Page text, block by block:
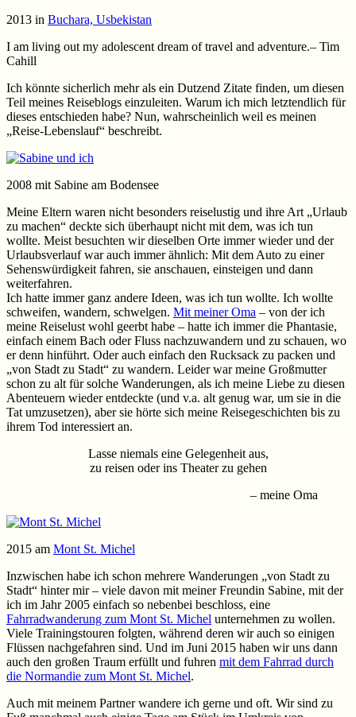
2013 in Buchara, Usbekistan
I am living out my adolescent dream of travel and adventure.– Tim
Cahill
Ich könnte sicherlich mehr als ein Dutzend Zitate finden, um diesen
Teil meines Reiseblogs einzuleiten. Warum ich mich letztendlich für
dieses entschieden habe? Nun, wahrscheinlich weil es meinen
„Reise-Lebenslauf“ beschreibt.
2008 mit Sabine am Bodensee
Meine Eltern waren nicht besonders reiselustig und ihre Art „Urlaub
zu machen“ deckte sich überhaupt nicht mit dem, was ich tun
wollte. Meist besuchten wir dieselben Orte immer wieder und der
Urlaubsverlauf war auch immer ähnlich: Mit dem Auto zu einer
Sehenswürdigkeit fahren, sie anschauen, einsteigen und dann
weiterfahren.
Ich hatte immer ganz andere Ideen, was ich tun wollte. Ich wollte
schweifen, wandern, schwelgen. Mit meiner Oma – von der ich
meine Reiselust wohl geerbt habe – hatte ich immer die Phantasie,
einfach einem Bach oder Fluss nachzuwandern und zu schauen, wo
er denn hinführt. Oder auch einfach den Rucksack zu packen und
„von Stadt zu Stadt“ zu wandern. Leider war meine Großmutter
schon zu alt für solche Wanderungen, als ich meine Liebe zu diesen
Abenteuern wieder entdeckte (und v.a. alt genug war, um sie in die
Tat umzusetzen), aber sie hörte sich meine Reisegeschichten bis zu
ihrem Tod interessiert an.
Lasse niemals eine Gelegenheit aus,
zu reisen oder ins Theater zu gehen
– meine Oma
2015 am Mont St. Michel
Inzwischen habe ich schon mehrere Wanderungen „von Stadt zu
Stadt“ hinter mir – viele davon mit meiner Freundin Sabine, mit der
ich im Jahr 2005 einfach so nebenbei beschloss, eine
Fahrradwanderung zum Mont St. Michel unternehmen zu wollen.
Viele Trainingstouren folgten, während deren wir auch so einigen
Flüssen nachgefahren sind. Und im Juni 2015 haben wir uns dann
auch den großen Traum erfüllt und fuhren mit dem Fahrrad durch
die Normandie zum Mont St. Michel.
Auch mit meinem Partner wandere ich gerne und oft. Wir sind zu